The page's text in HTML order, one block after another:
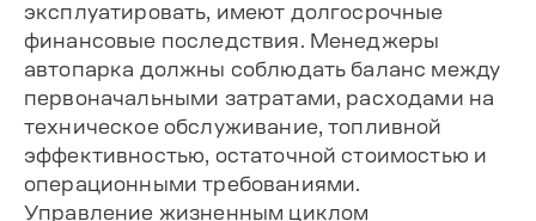
эксплуатировать, имеют долгосрочные
финансовые последствия. Менеджеры
автопарка должны соблюдать баланс между
первоначальными затратами, расходами на
техническое обслуживание, топливной
эффективностью, остаточной стоимостью и
операционными требованиями.
Управление жизненным циклом